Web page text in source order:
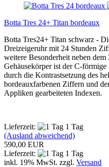
Botta Tres 24+ Titan bordeaux
Botta Tres24+ Titan schwarz -
Dreizeigeruhr mit 24 Stunden
weitere Besonderheit neben
Gehäusekörper ist der C-
durch die Kontrastsetzung des
bordeauxfarbenen Ziffern und
Appliken gearbeiteten Indexen.
Lieferzeit:
1 Tag
(Ausland abweichend)
590,00 EUR
Lieferzeit:
1 Tag
inkl. 19% MwSt. zzgl. Versand